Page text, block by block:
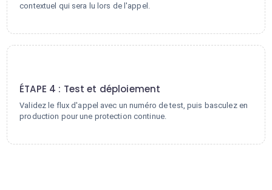
contextuel qui sera lu lors de l'appel.
ÉTAPE 4 : Test et déploiement
Validez le flux d'appel avec un numéro de test, puis basculez en
production pour une protection continue.